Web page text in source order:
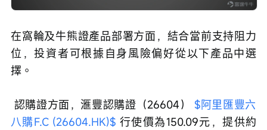
在窩輪及牛熊證產品部署方面，結合當前支持阻力
位，投資者可根據自身風險偏好從以下產品中選
擇。
認購證方面，滙豐認購證（26604） $阿里匯豐六
八購F.C (26604.HK)$ 行使價為150.09元，提供約